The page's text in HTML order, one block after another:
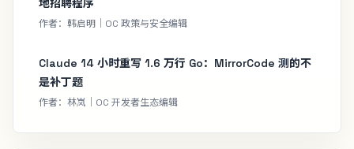
地招聘程序
作者：韩启明｜OC 政策与安全编辑
Claude 14 小时重写 1.6 万行 Go：MirrorCode 测的不
是补丁题
作者：林岚｜OC 开发者生态编辑